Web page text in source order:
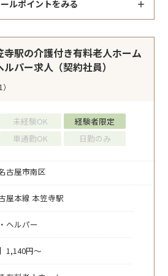
ルポイントをみる
駅の介護付き有料老人ホーム
パー求人（契約社員）
未経験OK
経験者限定
車通勤OK 日勤のみ
古屋市南区
屋本線 本笠寺駅
ヘルパー
1,140円～